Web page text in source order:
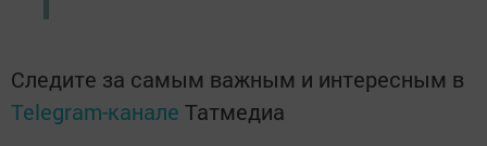
Следите за самым важным и интересным в
Telegram-канале Татмедиа